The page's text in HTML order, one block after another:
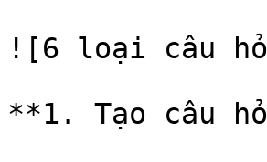
![6 loại câu
**1. Tạo câu